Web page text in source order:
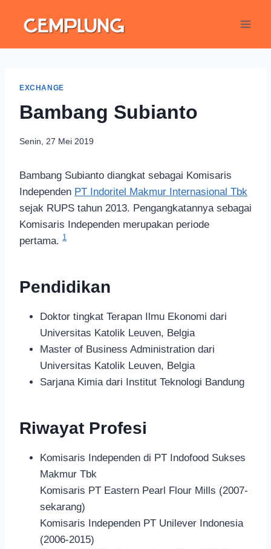
EXCHANGE
Bambang Subianto
Senin, 27 Mei 2019
Bambang Subianto diangkat sebagai Komisaris
Independen PT Indoritel Makmur Internasional Tbk
sejak RUPS tahun 2013. Pengangkatannya sebagai
Komisaris Independen merupakan periode
pertama. 1
Pendidikan
Doktor tingkat Terapan Ilmu Ekonomi dari
Universitas Katolik Leuven, Belgia
Master of Business Administration dari
Universitas Katolik Leuven, Belgia
Sarjana Kimia dari Institut Teknologi Bandung
Riwayat Profesi
Komisaris Independen di PT Indofood Sukses
Makmur Tbk
Komisaris PT Eastern Pearl Flour Mills (2007-
sekarang)
Komisaris Independen PT Unilever Indonesia
(2006-2015)